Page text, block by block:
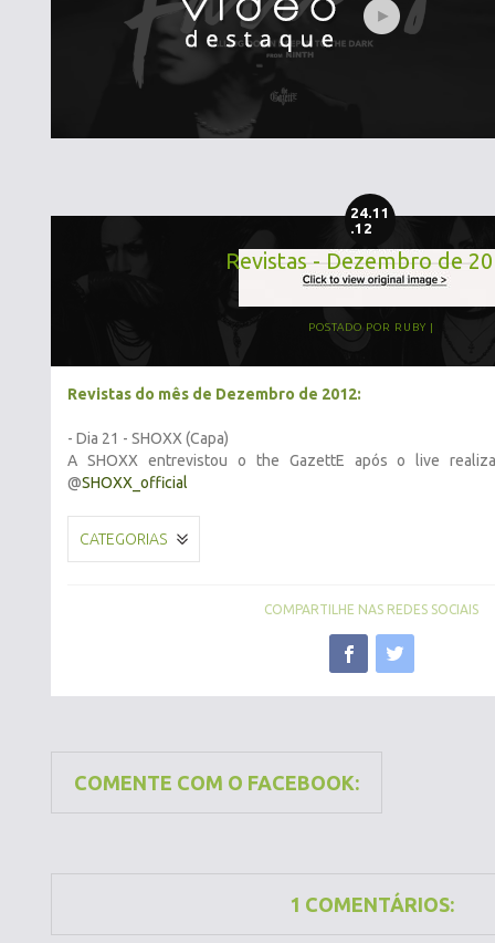
24.11
.12
Revistas - Dezembro de
POSTADO POR RUBY
Revistas do mês de Dezembro de 2012:
- Dia 21 - SHOXX (Capa)
A SHOXX entrevistou o the GazettE após o live
@SHOXX_official
CATEGORIAS
COMPARTILHE NAS REDES SOCIAIS
COMENTE COM O FACEBOOK:
1 COMENTÁRIOS: